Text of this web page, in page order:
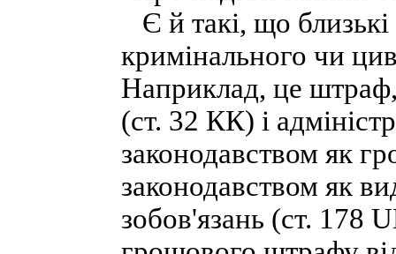
Є й такі, що
кримінального чи
Наприклад, це
(ст. 32 КК) і
законодавством як
законодавством як
зобов'язань (ст. 178